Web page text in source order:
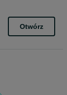
Otwórz